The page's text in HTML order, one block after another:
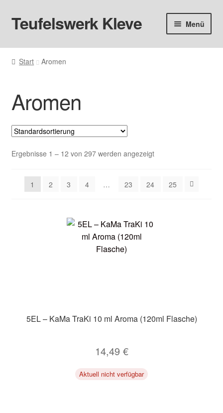
Zur
Navigation
Zum
Inhalt
Teufelswerk Kleve Menü
Startseite
Pods
Liquids
Big Puff
Aromen
Start Aromen
Aromen
Ergebnisse 1 – 12 von 297 werden angezeigt
1 2 3 4 … 23 24 25
5EL – KaMa TraKi 10 ml Aroma (120ml Flasche)
14,49 €
Aktuell nicht verfügbar